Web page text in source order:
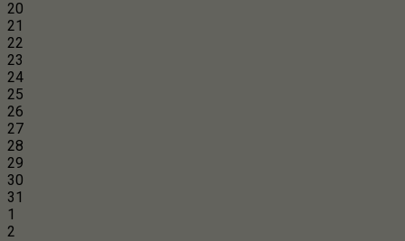
20
21
22
23
24
25
26
27
28
29
30
31
1
2